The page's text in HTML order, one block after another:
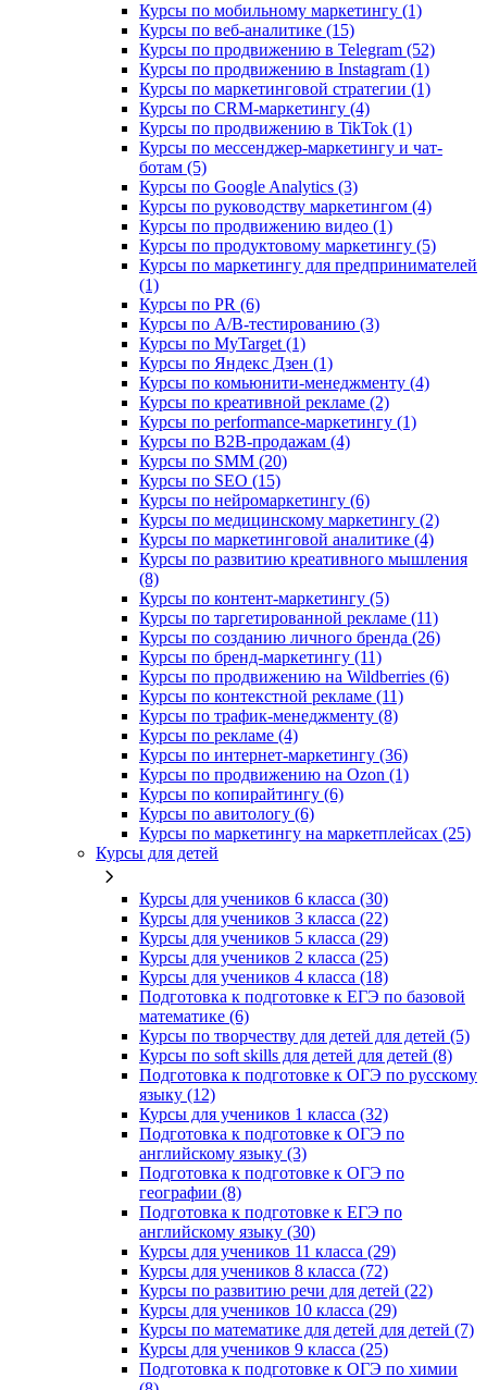
Курсы по мобильному маркетингу (1)
Курсы по веб-аналитике (15)
Курсы по продвижению в Telegram (52)
Курсы по продвижению в Instagram (1)
Курсы по маркетинговой стратегии (1)
Курсы по CRM-маркетингу (4)
Курсы по продвижению в TikTok (1)
Курсы по мессенджер-маркетингу и чат-
ботам (5)
Курсы по Google Analytics (3)
Курсы по руководству маркетингом (4)
Курсы по продвижению видео (1)
Курсы по продуктовому маркетингу (5)
Курсы по маркетингу для предпринимателей
(1)
Курсы по PR (6)
Курсы по A/B-тестированию (3)
Курсы по MyTarget (1)
Курсы по Яндекс Дзен (1)
Курсы по комьюнити-менеджменту (4)
Курсы по креативной рекламе (2)
Курсы по performance-маркетингу (1)
Курсы по B2B-продажам (4)
Курсы по SMM (20)
Курсы по SEO (15)
Курсы по нейромаркетингу (6)
Курсы по медицинскому маркетингу (2)
Курсы по маркетинговой аналитике (4)
Курсы по развитию креативного мышления
(8)
Курсы по контент-маркетингу (5)
Курсы по таргетированной рекламе (11)
Курсы по созданию личного бренда (26)
Курсы по бренд-маркетингу (11)
Курсы по продвижению на Wildberries (6)
Курсы по контекстной рекламе (11)
Курсы по трафик-менеджменту (8)
Курсы по рекламе (4)
Курсы по интернет-маркетингу (36)
Курсы по продвижению на Ozon (1)
Курсы по копирайтингу (6)
Курсы по авитологу (6)
Курсы по маркетингу на маркетплейсах (25)
Курсы для детей
Курсы для учеников 6 класса (30)
Курсы для учеников 3 класса (22)
Курсы для учеников 5 класса (29)
Курсы для учеников 2 класса (25)
Курсы для учеников 4 класса (18)
Подготовка к подготовке к ЕГЭ по базовой
математике (6)
Курсы по творчеству для детей для детей (5)
Курсы по soft skills для детей для детей (8)
Подготовка к подготовке к ОГЭ по русскому
языку (12)
Курсы для учеников 1 класса (32)
Подготовка к подготовке к ОГЭ по
английскому языку (3)
Подготовка к подготовке к ОГЭ по
географии (8)
Подготовка к подготовке к ЕГЭ по
английскому языку (30)
Курсы для учеников 11 класса (29)
Курсы для учеников 8 класса (72)
Курсы по развитию речи для детей (22)
Курсы для учеников 10 класса (29)
Курсы по математике для детей для детей (7)
Курсы для учеников 9 класса (25)
Подготовка к подготовке к ОГЭ по химии